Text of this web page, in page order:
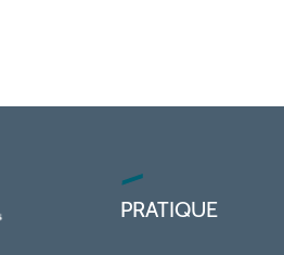
PRATIQUE